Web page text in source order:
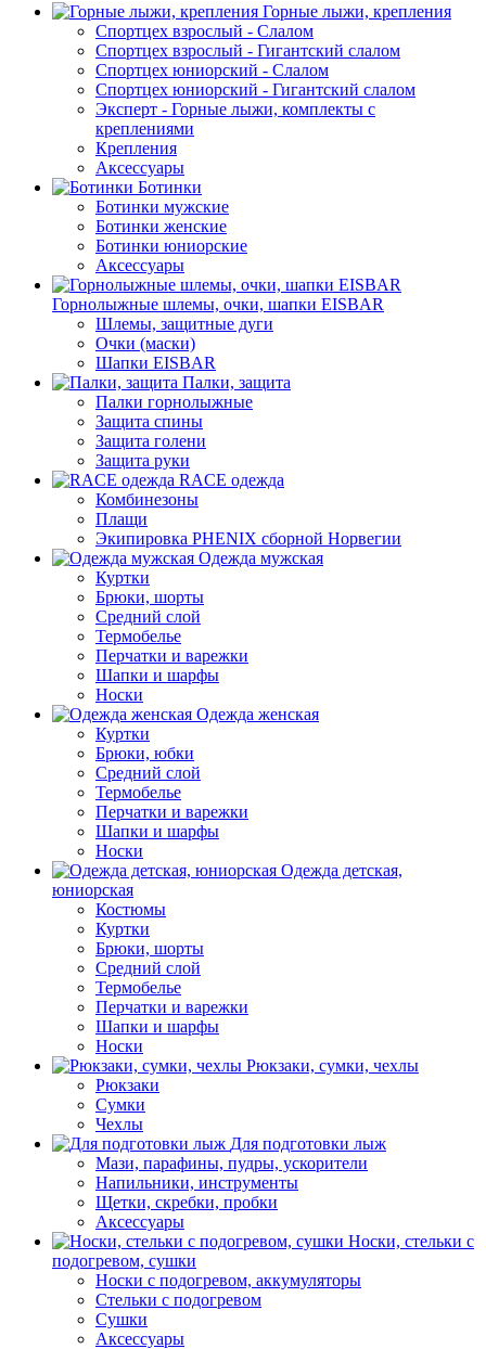
Горные лыжи, крепления
Спортцех взрослый - Слалом
Спортцех взрослый - Гигантский слалом
Спортцех юниорский - Слалом
Спортцех юниорский - Гигантский слалом
Эксперт - Горные лыжи, комплекты с
креплениями
Крепления
Аксессуары
Ботинки
Ботинки мужские
Ботинки женские
Ботинки юниорские
Аксессуары
Горнолыжные шлемы, очки, шапки EISBAR
Шлемы, защитные дуги
Очки (маски)
Шапки EISBAR
Палки, защита
Палки горнолыжные
Защита спины
Защита голени
Защита руки
RACE одежда
Комбинезоны
Плащи
Экипировка PHENIX сборной Норвегии
Одежда мужская
Куртки
Брюки, шорты
Средний слой
Термобелье
Перчатки и варежки
Шапки и шарфы
Носки
Одежда женская
Куртки
Брюки, юбки
Средний слой
Термобелье
Перчатки и варежки
Шапки и шарфы
Носки
Одежда детская,
юниорская
Костюмы
Куртки
Брюки, шорты
Средний слой
Термобелье
Перчатки и варежки
Шапки и шарфы
Носки
Рюкзаки, сумки, чехлы
Рюкзаки
Сумки
Чехлы
Для подготовки лыж
Мази, парафины, пудры, ускорители
Напильники, инструменты
Щетки, скребки, пробки
Аксессуары
Носки, стельки с
подогревом, сушки
Носки с подогревом, аккумуляторы
Стельки с подогревом
Сушки
Аксессуары